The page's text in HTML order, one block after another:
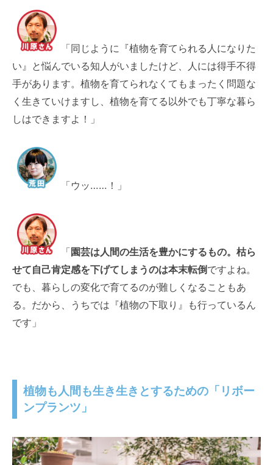
「同じように『植物を育てられる人になりた
い』と悩んでいる知人がいましたけど、人には得手不得
手があります。植物を育てられなくてもまったく問題な
く生きていけますし、植物を育てる以外でも丁寧な暮ら
しはできますよ！」
「ウッ……！」
「園芸は人間の生活を豊かにするもの。枯ら
せて自己肯定感を下げてしまうのは本末転倒ですよね。
でも、暮らしの変化で育てるのが難しくなることもあ
る。だから、うちでは『植物の下取り』も行っているん
です」
植物も人間も生き生きとするための「リボー
ンプランツ」